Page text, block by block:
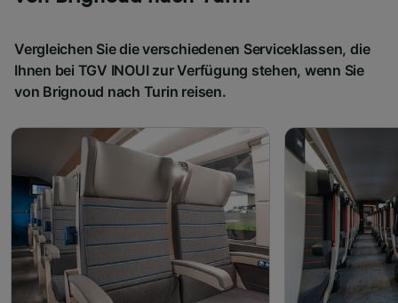
Vergleichen Sie die verschiedenen Serviceklassen, die
Ihnen bei TGV INOUI zur Verfügung stehen, wenn Sie
von Brignoud nach Turin reisen.